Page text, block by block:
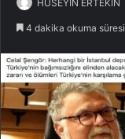
HÜSEYİN ERTEKİN
4 dakika okuma süresi